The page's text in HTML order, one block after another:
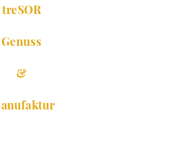
treSOR
Genuss
&